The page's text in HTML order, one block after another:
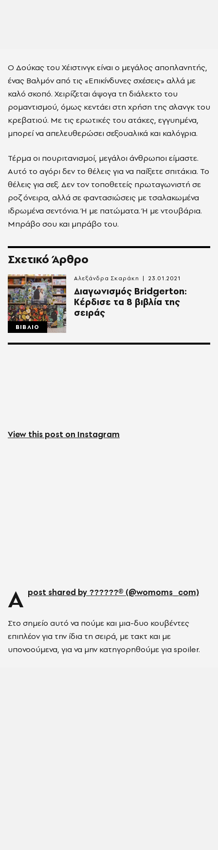
Ο Δούκας του Χέιστινγκ είναι ο μεγάλος αποπλανητής,
ένας Βαλμόν από τις «Επικίνδυνες σχέσεις» αλλά με
καλό σκοπό. Χειρίζεται άψογα τη διάλεκτο του
ρομαντισμού, όμως κεντάει στη χρήση της σλανγκ του
κρεβατιού. Με τις ερωτικές του ατάκες, εγγυημένα,
μπορεί να απελευθερώσει σεξουαλικά και καλόγρια.
Τέρμα οι πουριτανισμοί, μεγάλοι άνθρωποι είμαστε.
Αυτό το αγόρι δεν το θέλεις για να παίξετε σπιτάκια. Το
θέλεις για σεξ. Δεν τον τοποθετείς πρωταγωνιστή σε
ροζ όνειρα, αλλά σε φαντασιώσεις με τσαλακωμένα
ιδρωμένα σεντόνια. Ή με πατώματα. Ή με ντουβάρια.
Μπράβο σου και μπράβο του.
Σχετικό Άρθρο
ΒΙΒΛΙΟ
Διαγωνισμός Bridgerton:
Κέρδισε τα 8 βιβλία της
σειράς
Αλεξάνδρα Σκαράκη 23.01.2021
View this post on Instagram
A post shared by ??????® (@womoms_com)
Στο σημείο αυτό να πούμε και μια-δυο κουβέντες
επιπλέον για την ίδια τη σειρά, με τακτ και με
υπονοούμενα, για να μην κατηγορηθούμε για spoiler.